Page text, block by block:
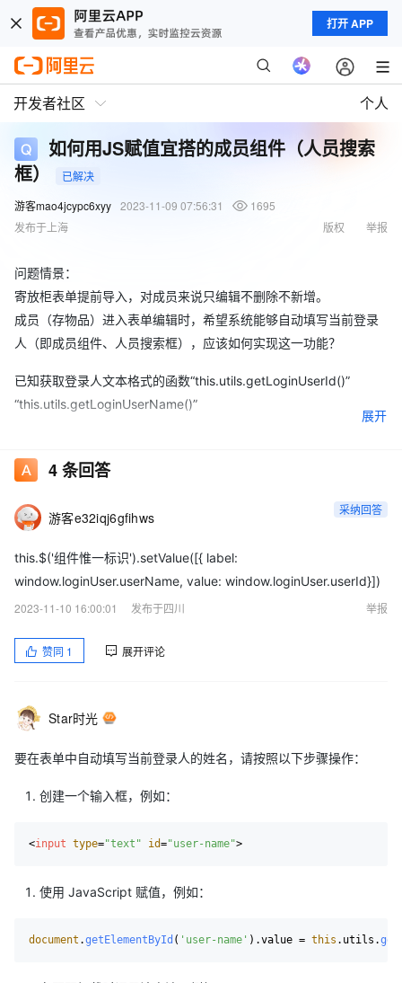
打开 APP
开发者社区 个人
如何用JS赋值宜搭的成员组件（人员搜索
框）
已解决
游客mao4jcypc6xyy 2023-11-09 07:56:31
1695
发布于上海
举报
版权
问题情景：
寄放柜表单提前导入，对成员来说只编辑不删除不新增。
成员（存物品）进入表单编辑时，希望系统能够自动填写当前登录
人（即成员组件、人员搜索框），应该如何实现这一功能？
已知获取登录人文本格式的函数“this.utils.getLoginUserId()”
“this.utils.getLoginUserName()”
展开
4条回答
游客e32iqj6gfihws 采纳回答
this.$('组件惟一标识').setValue([{ label:
window.loginUser.userName, value: window.loginUser.userId}])
2023-11-10 16:00:01
发布于四川 举报
赞同 1 展开评论
Star时光
要在表单中自动填写当前登录人的姓名，请按照以下步骤操作：
创建一个输入框，例如：
<input type="text" id="user-name">
使用 JavaScript 赋值，例如：
document .getElementById ( 'user-name' ).value = this . utils .